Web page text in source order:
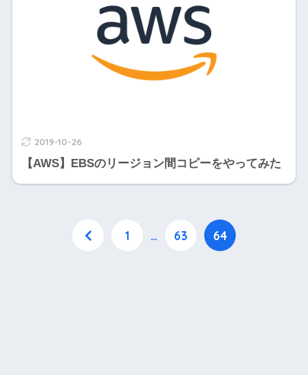
2019-10-26
【AWS】EBSのリージョン間コピーをやってみた
1 … 63 64